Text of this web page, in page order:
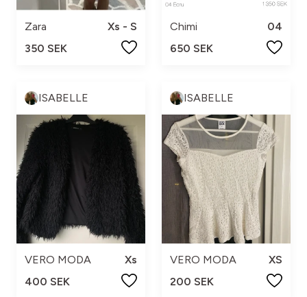
Zara
Xs - S
350 SEK
Chimi
04
650 SEK
ISABELLE
VERO MODA
Xs
400 SEK
ISABELLE
VERO MODA
XS
200 SEK